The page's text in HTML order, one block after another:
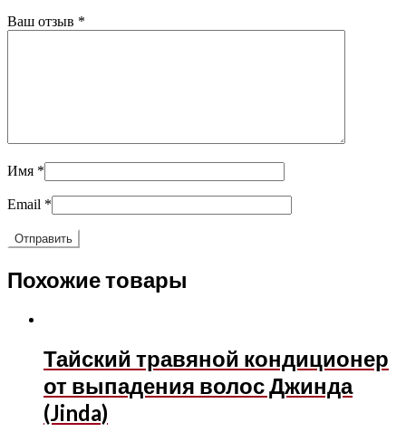
Ваш отзыв *
Имя *
Email *
Похожие товары
Тайский травяной кондиционер
от выпадения волос Джинда
(Jinda)